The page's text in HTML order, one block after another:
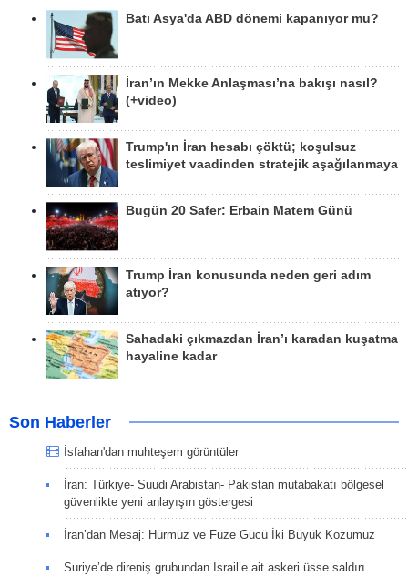
Batı Asya'da ABD dönemi kapanıyor mu?
İran’ın Mekke Anlaşması’na bakışı nasıl?
(+video)
Trump'ın İran hesabı çöktü; koşulsuz
teslimiyet vaadinden stratejik aşağılanmaya
Bugün 20 Safer: Erbain Matem Günü
Trump İran konusunda neden geri adım
atıyor?
Sahadaki çıkmazdan İran’ı karadan kuşatma
hayaline kadar
Son Haberler
İsfahan'dan muhteşem görüntüler
İran: Türkiye- Suudi Arabistan- Pakistan mutabakatı bölgesel
güvenlikte yeni anlayışın göstergesi
İran’dan Mesaj: Hürmüz ve Füze Gücü İki Büyük Kozumuz
Suriye’de direniş grubundan İsrail’e ait askeri üsse saldırı